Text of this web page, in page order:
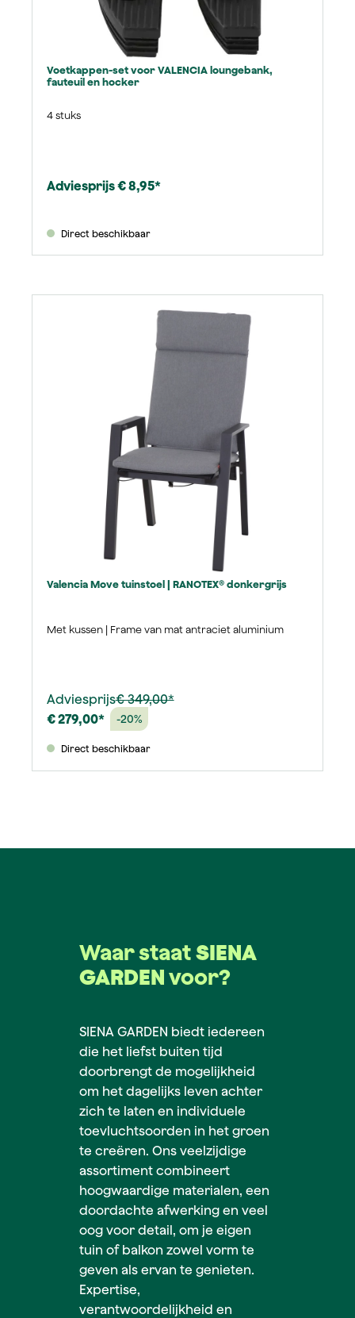
Voetkappen-set voor VALENCIA loungebank,
fauteuil en hocker
4 stuks
Adviesprijs € 8,95*
Direct beschikbaar
Valencia Move tuinstoel | RANOTEX® donkergrijs
Met kussen | Frame van mat antraciet aluminium
Adviesprijs€ 349,00*
€ 279,00*
-20%
Direct beschikbaar
Waar staatSIENA
GARDENvoor?
SIENA GARDEN biedt iedereen
die het liefst buiten tijd
doorbrengt de mogelijkheid
om het dagelijks leven achter
zich te laten en individuele
toevluchtsoorden in het groen
te creëren. Ons veelzijdige
assortiment combineert
hoogwaardige materialen, een
doordachte afwerking en veel
oog voor detail, om je eigen
tuin of balkon zowel vorm te
geven als ervan te genieten.
Expertise,
verantwoordelijkheid en